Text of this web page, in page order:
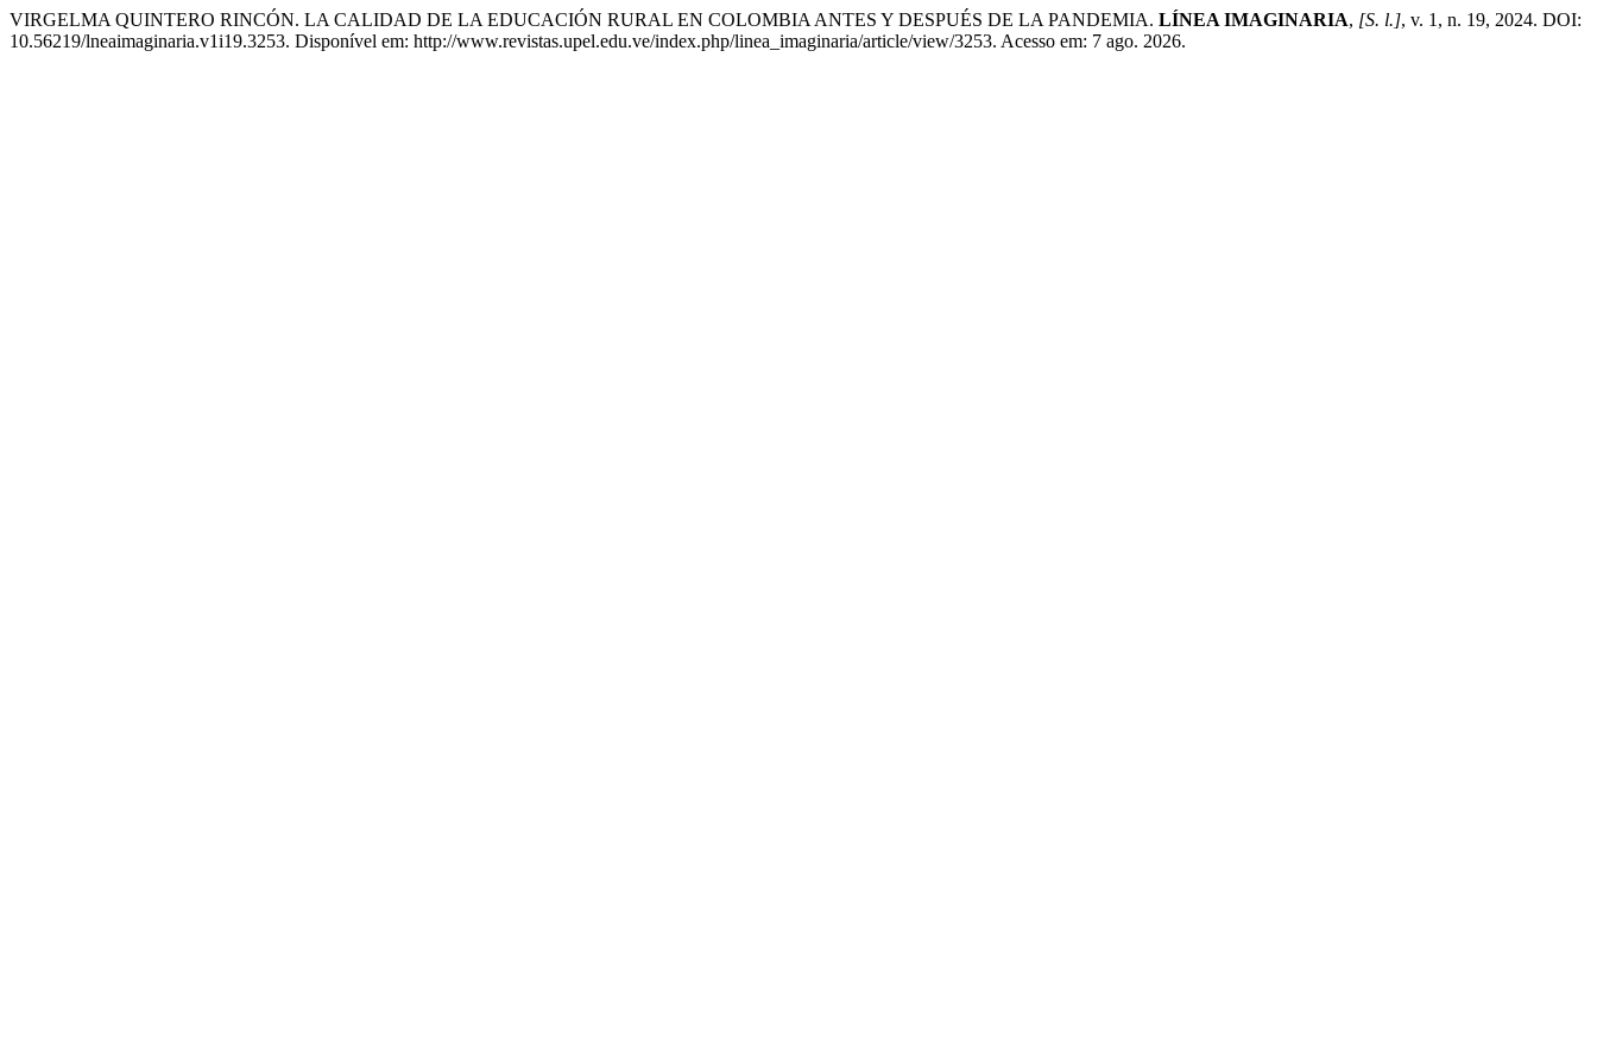
VIRGELMA QUINTERO RINCÓN. LA CALIDAD DE LA EDUCACIÓN RURAL EN COLOMBIA ANTES Y DESPUÉS DE LA PANDEMIA. LÍNEA IMAGINARIA, [S. l.], v. 1, n. 19, 2024. DOI:
10.56219/lneaimaginaria.v1i19.3253. Disponível em: http://www.revistas.upel.edu.ve/index.php/linea_imaginaria/article/view/3253. Acesso em: 7 ago. 2026.